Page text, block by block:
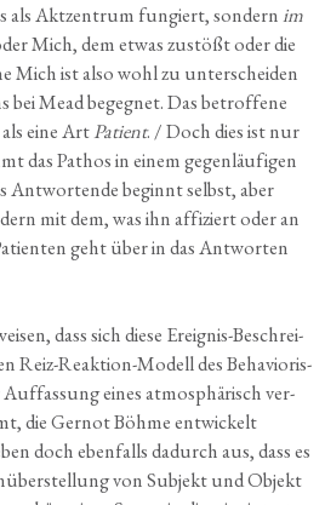
als Akt­zen­trum fun­giert, son­dernim
Mich, dem etwas zustößt oder die
Mich ist also wohl zu unter­schei­den
bei Mead begeg­net. Das betrof­fe­ne
eine ArtPati­ent. / Doch dies ist nur
das Pathos in einem gegen­läu­fi­gen
Ant­wor­ten­de beginnt selbst, aber
mit dem, was ihn affi­ziert oder an
geht über in das Ant­wor­ten
dass sich die­se Ereig­nis-Beschrei­
Reiz-Reak­ti­on-Modell des Beha­vio­ris­
eines atmo­sphä­risch ver­
die Ger­not Böh­me ent­wi­ckelt
doch eben­falls dadurch aus, dass es
von Sub­jekt und Objekt